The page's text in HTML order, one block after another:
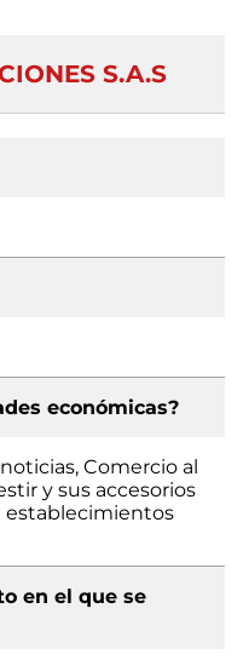
S.A.S
económicas?
Comercio al
y sus accesorios
establecimientos
en el que se